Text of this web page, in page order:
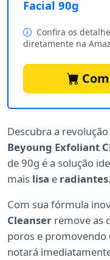
Facial 90g
Confira os
diretamente na
Descubra a
Beyoung Exfoliant
de 90g é a solução
mais lisa e radiantes.
Com sua fórmula
Cleanser remove as
poros e promovendo
notará